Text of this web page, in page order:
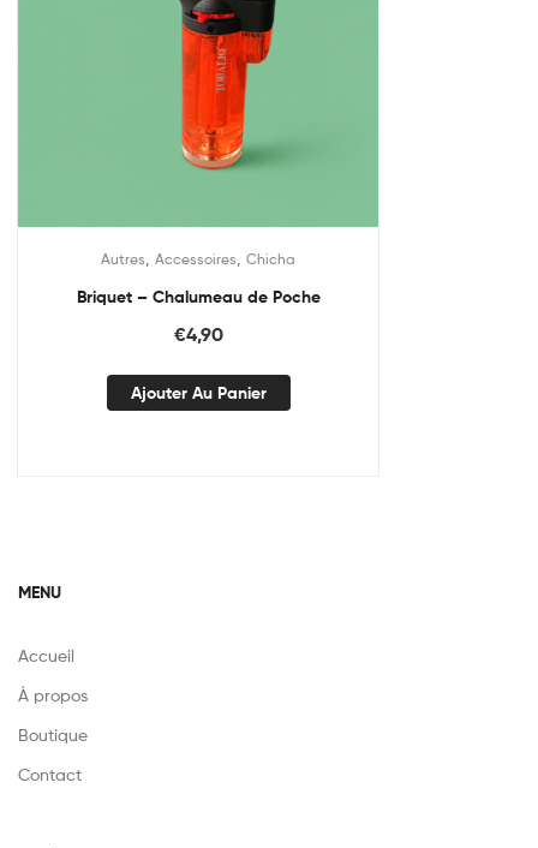
Autres, Accessoires, Chicha
Briquet – Chalumeau de Poche
€4,90
Ajouter Au Panier
MENU
Accueil
À propos
Boutique
Contact